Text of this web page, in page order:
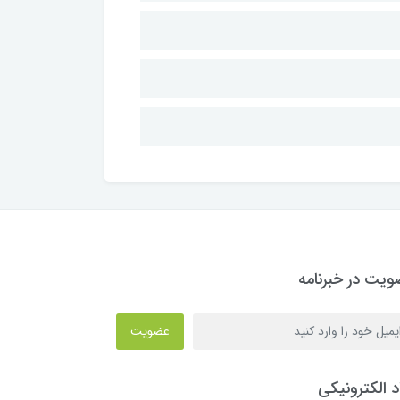
در خبرنامه
عضویت
الکترونیکی